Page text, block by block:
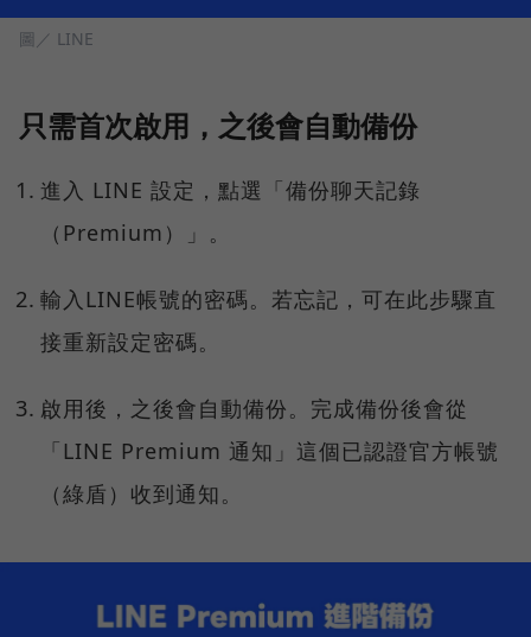
圖／ LINE
只需首次啟用，之後會自動備份
進入 LINE 設定，點選「備份聊天記錄
（Premium）」。
輸入LINE帳號的密碼。若忘記，可在此步驟直
接重新設定密碼。
啟用後，之後會自動備份。完成備份後會從
「LINE Premium 通知」這個已認證官方帳號
（綠盾）收到通知。